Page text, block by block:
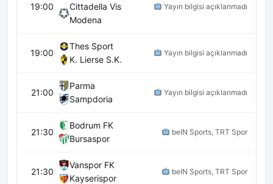
19:00
Cittadella Vis
Modena
Yayın bilgisi açıklanmadı
19:00
Thes Sport
K. Lierse S.K.
Yayın bilgisi açıklanmadı
21:00
Parma
Sampdoria
Yayın bilgisi açıklanmadı
21:30
Bodrum FK
Bursaspor
beIN Sports, TRT Spor
21:30
Vanspor FK
Kayserispor
beIN Sports, TRT Spor